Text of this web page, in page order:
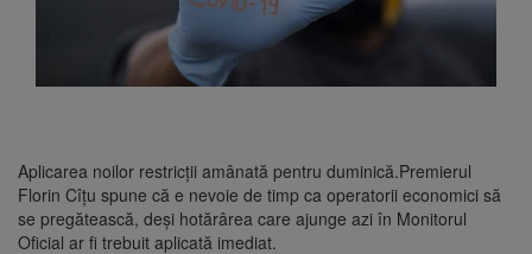
Aplicarea noilor restricţii amânată pentru duminică.Premierul
Florin Cîțu spune că e nevoie de timp ca operatorii economici să
se pregătească, deşi hotărârea care ajunge azi în Monitorul
Oficial ar fi trebuit aplicată imediat.